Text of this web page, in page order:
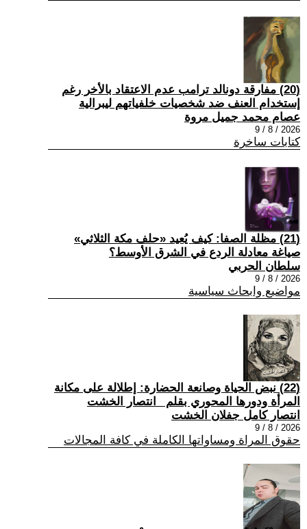
(20) مفارقة دونالد ترامب عدم الاعتقاد بالأخر رغم
إستخدام العنف ضد شخصيات خلفياتهم ليبرالية
عصام محمد جميل مروة
2026 / 8 / 9
كتابات ساخرة
(21) مظلة الصفا: كيف يُعيد «حلف مكة الثلاثي»
صياغة معادلة الردع في الشرق الأوسط؟
سلطان الحربي
2026 / 8 / 9
مواضيع وابحاث سياسية
(22) نبض الحياة وصانعة الحضارة: إطلالة على مكانة
المرأة ودورها المحوري بقلم _انتصار الخشت
انتصار كامل جفلان الخشت
2026 / 8 / 9
حقوق المراة ومساواتها الكاملة في كافة المجالات